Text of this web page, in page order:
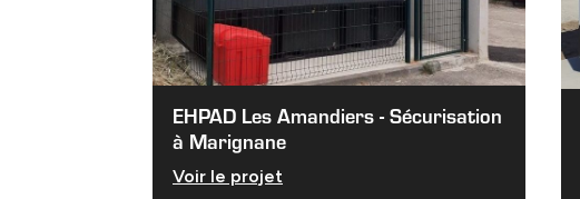
EHPAD Les Amandiers - Sécurisation
à Marignane
Voir le projet